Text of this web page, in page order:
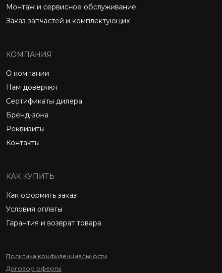
Монтаж и сервисное обслуживание
Заказ запчастей и комплектующих
КОМПАНИЯ
О компании
Нам доверяют
Сертификаты дилера
Бренд-зона
Реквизиты
Контакты
КАК КУПИТЬ
Как оформить заказ
Условия оплаты
Гарантия и возврат товара
Политика конфиденциальности
Договор оферты